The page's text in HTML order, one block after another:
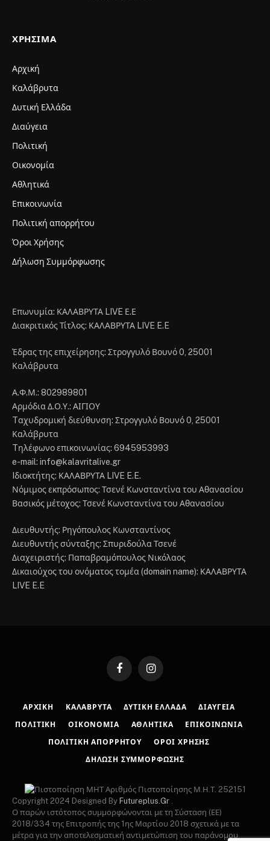
ΧΡΉΣΙΜΑ
Αρχική
Καλάβρυτα
Δυτική Ελλάδα
Διαύγεια
Πολιτική
Οικονομία
Αθλητικά
Επικοινωνία
Πολιτική απορρήτου
Όροι Χρήσης
Δήλωση Συμμόρφωσης
Επωνυμία: ΚΑΛΑΒΡΥΤΑ LIVE Ε.Ε
Διακριτικός Τίτλος: ΚΑΛΑΒΡΥΤΑ LIVE E.E
Έδρας της επιχείρησης: Στρογγυλό Βουνό 0, 25001
Καλάβρυτα
Α.Φ.Μ.: 802989801
Αρμόδια Δ.Ο.Υ.: ΑΙΓΙΟΥ
Tαχυδρομική διεύθυνση: Στρογγυλό Βουνό 0, 25001
Καλάβρυτα
Tηλέφωνο επικοινωνίας: 6945953993
e-mail: info@kalavritalive.gr
Iδιοκτήτης: ΚΑΛΑΒΡΥΤΑ LIVE E.E.
Νόμιμος εκπρόσωπος: Τσενέ Κωνσταντίνα του Αθανασίου
Βασικός μέτοχος: Τσενέ Κωνσταντίνα του Αθανασίου
Διευθυντής: Ρηγόπουλος Κωνσταντίνος
Διευθυντής σύνταξης: Σπυριδούλα Τσενέ
Διαχειριστής: Παπαβραμόπουλος Νικόλαος
Δικαιούχος του ονόματος τομέα (domain name): ΚΑΛΑΒΡΥΤΑ
LIVE E.E
FacebookInstagram
ΑΡΧΙΚΉ ΚΑΛΆΒΡΥΤΑ ΔΥΤΙΚΉ ΕΛΛΆΔΑ ΔΙΑΎΓΕΙΑ
ΠΟΛΙΤΙΚΉ ΟΙΚΟΝΟΜΊΑ ΑΘΛΗΤΙΚΆ ΕΠΙΚΟΙΝΩΝΊΑ
ΠΟΛΙΤΙΚΉ ΑΠΟΡΡΉΤΟΥ ΌΡΟΙ ΧΡΉΣΗΣ
ΔΉΛΩΣΗ ΣΥΜΜΌΡΦΩΣΗΣ
Αριθμός Πιστοποίησης Μ.Η.Τ. 252151
Copyright 2024 Designed By Futureplus.Gr
Ο παρών ιστότοπος συμμορφώνονται με τη Σύσταση (ΕΕ)
2018/334 της Επιτροπής της 1ης Μαρτίου 2018 σχετικά με τα
μέτρα για την αποτελεσματική αντιμετώπιση του παράνομου